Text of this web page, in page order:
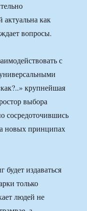
как
вопросы.
с
крупнейшая
выбора
сосредоточившись
новых принципах
издаваться
только
людей не